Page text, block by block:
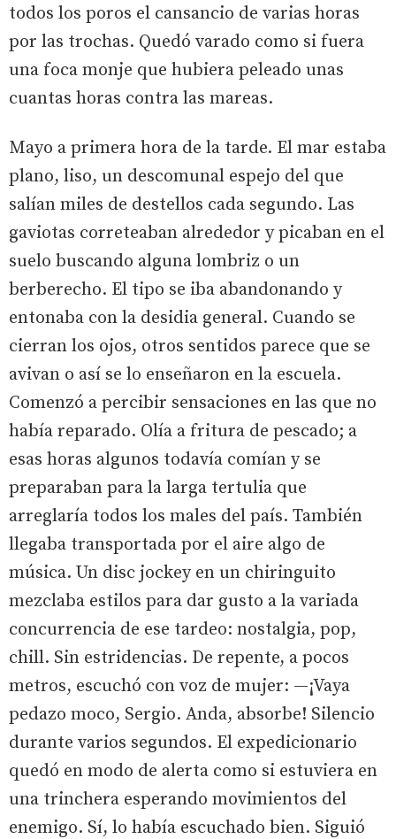
todos los poros el cansancio de varias horas
por las trochas. Quedó varado como si fuera
una foca monje que hubiera peleado unas
cuantas horas contra las mareas.
Mayo a primera hora de la tarde. El mar estaba
plano, liso, un descomunal espejo del que
salían miles de destellos cada segundo. Las
gaviotas correteaban alrededor y picaban en el
suelo buscando alguna lombriz o un
berberecho. El tipo se iba abandonando y
entonaba con la desidia general. Cuando se
cierran los ojos, otros sentidos parece que se
avivan o así se lo enseñaron en la escuela.
Comenzó a percibir sensaciones en las que no
había reparado. Olía a fritura de pescado; a
esas horas algunos todavía comían y se
preparaban para la larga tertulia que
arreglaría todos los males del país. También
llegaba transportada por el aire algo de
música. Un disc jockey en un chiringuito
mezclaba estilos para dar gusto a la variada
concurrencia de ese tardeo: nostalgia, pop,
chill. Sin estridencias. De repente, a pocos
metros, escuchó con voz de mujer: —¡Vaya
pedazo moco, Sergio. Anda, absorbe! Silencio
durante varios segundos. El expedicionario
quedó en modo de alerta como si estuviera en
una trinchera esperando movimientos del
enemigo. Sí, lo había escuchado bien. Siguió